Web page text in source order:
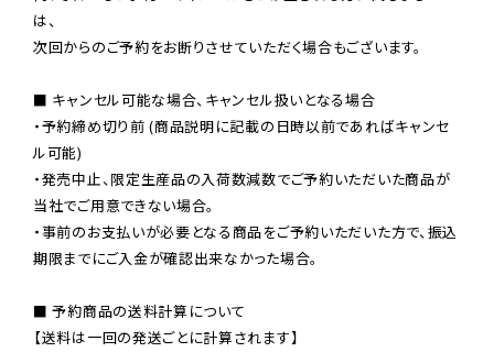
は、
次回からのご予約をお断りさせていただく場合もございます。
■ キャンセル可能な場合、キャンセル扱いとなる場合
・予約締め切り前 (商品説明に記載の日時以前であればキャンセ
ル可能)
・発売中止、限定生産品の入荷数減数でご予約いただいた商品が
当社でご用意できない場合。
・事前のお支払いが必要となる商品をご予約いただいた方で、振込
期限までにご入金が確認出来なかった場合。
■ 予約商品の送料計算について
【送料は一回の発送ごとに計算されます】